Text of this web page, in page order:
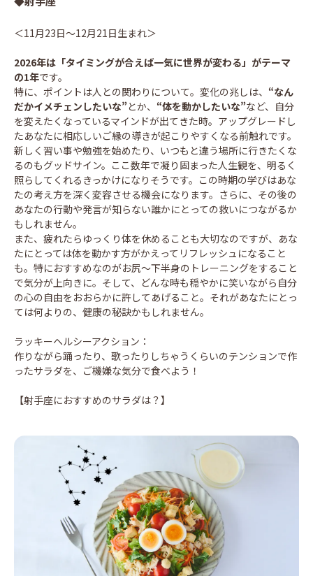
＜11月23日～12月21日生まれ＞
2026年は「タイミングが合えば一気に世界が変わる」がテーマ
の1年です。
特に、ポイントは人との関わりについて。変化の兆しは、 “なん
だかイメチェンしたいな”とか、 “体を動かしたいな”など、自分
を変えたくなっているマインドが出てきた時。アップグレードし
たあなたに相応しいご縁の導きが起こりやすくなる前触れです。
新しく習い事や勉強を始めたり、いつもと違う場所に行きたくな
るのもグッドサイン。ここ数年で凝り固まった人生観を、明るく
照らしてくれるきっかけになりそうです。この時期の学びはあな
たの考え方を深く変容させる機会になります。さらに、その後の
あなたの行動や発言が知らない誰かにとっての救いにつながるか
もしれません。
また、疲れたらゆっくり体を休めることも大切なのですが、あな
たにとっては体を動かす方がかえってリフレッシュになること
も。特におすすめなのがお尻〜下半身のトレーニングをすること
で気分が上向きに。そして、どんな時も穏やかに笑いながら自分
の心の自由をおおらかに許してあげること。それがあなたにとっ
ては何よりの、健康の秘訣かもしれません。
ラッキーヘルシーアクション：
作りながら踊ったり、歌ったりしちゃうくらいのテンションで作
ったサラダを、ご機嫌な気分で食べよう！
【射手座におすすめのサラダは？】